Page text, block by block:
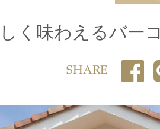
く味わえるバー
SHARE